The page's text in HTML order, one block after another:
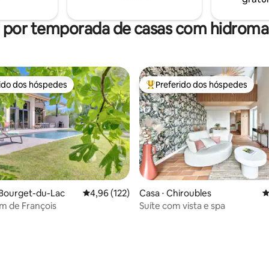
temporada de casas com
de 5, 166 avaliações
preferidos dos hóspedes
dos hóspedes
du-Lac 4,96 de uma avaliação média de 5, 122
4,96 (122)
de François
Entre os melhores preferidos
Preferido dos hóspedes
Casa ⋅ Chiroubles
Suíte com vista e spa